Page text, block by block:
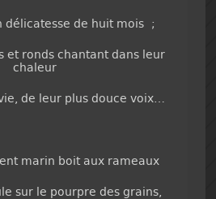
délicatesse de huit mois ;
et ronds chantant dans leur
chaleur
de leur plus douce voix…
marin boit aux rameaux
sur le pourpre des grains,